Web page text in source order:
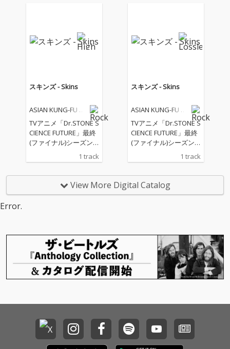
y Revolutions"』は早
くも完売、さらには4
予定している南米ツア
ーも控え、国内外で注
ン。 そんな彼らの新曲
「スキンズ」が、TVア
ニメ「Dr.STONE SCIEN
CE FUTURE」 第3クー
へ抜擢!軽やかに刻まれ
体を揺らしたくなるよ
うなグルーヴ感がある
y Revolutions"』は早
くも完売、さらには4
予定している南米ツア
ーも控え、国内外で注
ン。 そんな彼らの新曲
「スキンズ」が、TVア
ニメ「Dr.STONE SCIEN
CE FUTURE」 第3クー
へ抜擢!軽やかに刻まれ
体を揺らしたくなるよ
うなグルーヴ感がある
スキンズ - Skins
ASIAN KUNG-FU GE
TVアニメ「Dr.STONE S
CIENCE FUTURE」最終
(ファイナル)シーズン
第3クールオープニン
グテーマ
1 track
スキンズ - Skins
ASIAN KUNG-FU GE
TVアニメ「Dr.STONE S
CIENCE FUTURE」最終
(ファイナル)シーズン
第3クールオープニン
グテーマ
1 track
View More Digital Catalog
Error.